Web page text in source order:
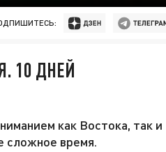
10 ДНЕЙ
как Востока, так и
сложное время.